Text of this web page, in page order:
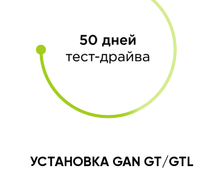
УСТАНОВКА GAN GT/GTL